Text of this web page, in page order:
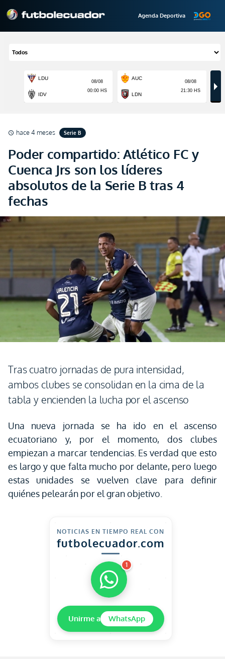
Agenda Deportiva
schedule hace 4 meses Serie B
Poder compartido: Atlético FC y
Cuenca Jrs son los líderes
absolutos de la Serie B tras 4
fechas
Tras cuatro jornadas de pura intensidad,
ambos clubes se consolidan en la cima de la
tabla y encienden la lucha por el ascenso
Una nueva jornada se ha ido en el ascenso
ecuatoriano y, por el momento, dos clubes
empiezan a marcar tendencias. Es verdad que esto
es largo y que falta mucho por delante, pero luego
estas unidades se vuelven clave para definir
quiénes pelearán por el gran objetivo.
NOTICIAS EN TIEMPO REAL CON
futbolecuador.com
1
Unirme a WhatsApp